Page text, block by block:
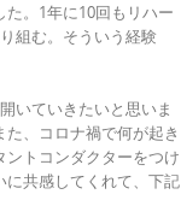
。1年に10回もリハー
組む。そういう経験
いていきたいと思いま
、コロナ禍で何が起き
トコンダクターをつけ
に共感してくれて、下記